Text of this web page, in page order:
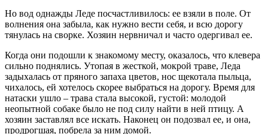
Но вод однажды Леде посчастливилось: ее взяли в поле. От
волнения она забыла, как нужно вести себя, и всю дорогу
тянулась на сворке. Хозяин нервничал и часто одергивал ее.
Когда они подошли к знакомому месту, оказалось, что клевера
сильно поднялись. Утопая в жесткой, мокрой траве, Леда
задыхалась от пряного запаха цветов, нос щекотала пыльца,
чихалось, ей хотелось скорее выбраться на дорогу. Время для
натаски ушло – трава стала высокой, густой: молодой
неопытной собаке было не под силу найти в ней птицу. А
хозяин заставлял все искать. Наконец он подозвал ее, и она,
продрогшая, побрела за ним домой.